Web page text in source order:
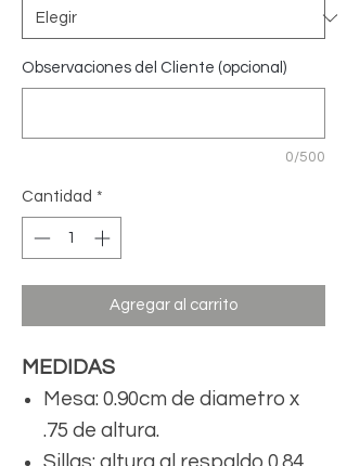
Observaciones del Cliente (opcional)
0/500
Cantidad *
Agregar al carrito
MEDIDAS
Mesa: 0.90cm de diametro x
.75 de altura.
Sillas: altura al respaldo 0.84,